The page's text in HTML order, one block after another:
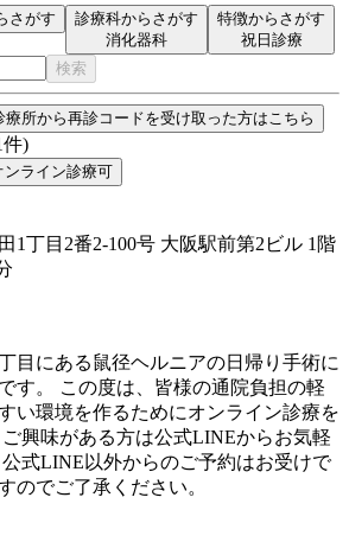
さがす
診療科からさがす
消化器科
特徴からさがす
祝日診療
検索
療所から再診コードを受け取った方はこちら
件)
ンライン診療可
1丁目2番2-100号 大阪駅前第2ビル 1階
目にある鼠径ヘルニアの日帰り手術に
す。 この度は、皆様の通院負担の軽
い環境を作るためにオンライン診療を
興味がある方は公式LINEからお気軽
式LINE以外からのご予約はお受けで
のでご了承ください。